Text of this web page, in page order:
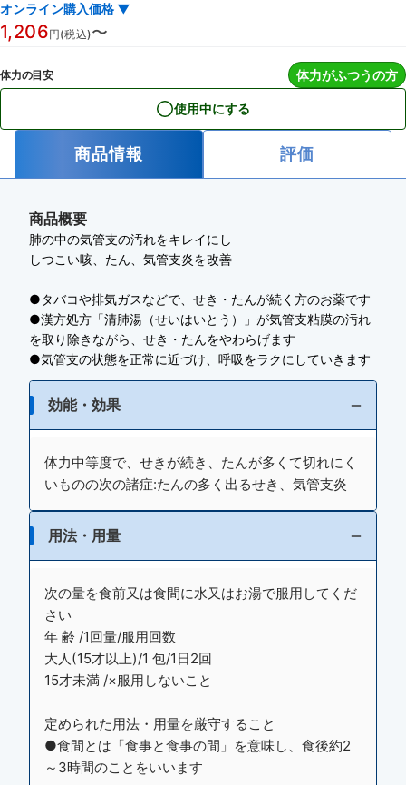
オンライン購入価格 ▼
1,206円(税込)〜
体力の目安 体力がふつうの方
使用中にする
商品情報 評価
商品概要
肺の中の気管支の汚れをキレイにし
しつこい咳、たん、気管支炎を改善
●タバコや排気ガスなどで、せき・たんが続く方のお薬です
●漢方処方「清肺湯（せいはいとう）」が気管支粘膜の汚れ
を取り除きながら、せき・たんをやわらげます
●気管支の状態を正常に近づけ、呼吸をラクにしていきます
効能・効果
体力中等度で、せきが続き、たんが多くて切れにく
いものの次の諸症:たんの多く出るせき、気管支炎
用法・用量
次の量を食前又は食間に水又はお湯で服用してくだ
さい
年 齢 /1回量/服用回数
大人(15才以上)/1 包/1日2回
15才未満 /×服用しないこと
定められた用法・用量を厳守すること
●食間とは「食事と食事の間」を意味し、食後約2
～3時間のことをいいます